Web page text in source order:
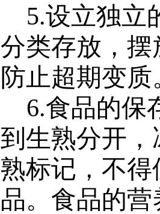
5.设立独立
分类存放，
防止超期变质
6.食品的保
到生熟分开
熟标记，不
品。食品的